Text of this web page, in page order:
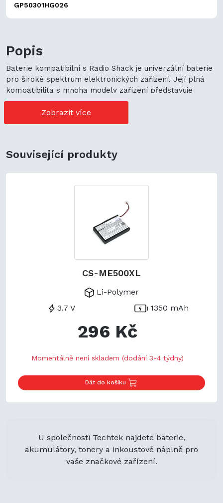
GP50301HG026
Popis
Baterie kompatibilní s Radio Shack je univerzální baterie
pro široké spektrum elektronických zařízení. Její plná
kompatibilita s mnoha modely zařízení představuje
cenově výhodné možnosti nákupu. Její univerzální použití
navíc podporuje ekologickou udržitelnost a zaručuje
flexibilitu.
Zobrazit více
Související produkty
CS-ME500XL
Li-Polymer
3.7 V
1350 mAh
296 Kč
Momentálně není skladem (dodání 3-4 týdny)
Dát do košíku
U společnosti Techtek najdete baterie,
akumulátory, tonery a inkoustové náplně pro
vaše značkové zařízení.